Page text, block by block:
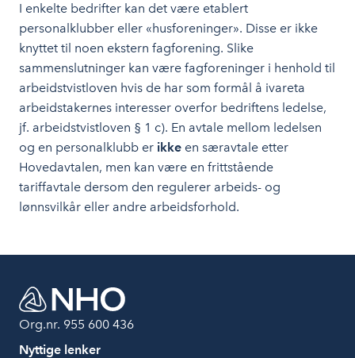
I enkelte bedrifter kan det være etablert
personalklubber eller «husforeninger». Disse er ikke
knyttet til noen ekstern fagforening. Slike
sammenslutninger kan være fagforeninger i henhold til
arbeidstvistloven hvis de har som formål å ivareta
arbeidstakernes interesser overfor bedriftens ledelse,
jf. arbeidstvistloven § 1 c). En avtale mellom ledelsen
og en personalklubb er ikke en særavtale etter
Hovedavtalen, men kan være en frittstående
tariffavtale dersom den regulerer arbeids- og
lønnsvilkår eller andre arbeidsforhold.
Org.nr. 955 600 436
Nyttige lenker